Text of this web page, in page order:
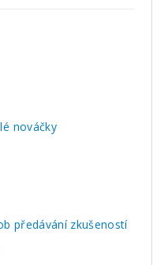
nováčky
předávání zkušeností